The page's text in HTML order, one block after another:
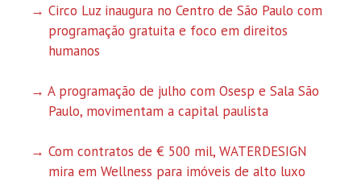
Circo Luz inaugura no Centro de São Paulo com
programação gratuita e foco em direitos
humanos
A programação de julho com Osesp e Sala São
Paulo, movimentam a capital paulista
Com contratos de € 500 mil, WATERDESIGN
mira em Wellness para imóveis de alto luxo